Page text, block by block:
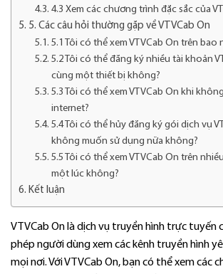
4.3 Xem các chương trình đặc sắc của
5. Các câu hỏi thường gặp về VTVCab On
5.1 Tôi có thể xem VTVCab On trên bao
5.2 Tôi có thể đăng ký nhiều tài khoản
cùng một thiết bị không?
5.3 Tôi có thể xem VTVCab On khi
internet?
5.4 Tôi có thể hủy đăng ký gói dịch vụ
không muốn sử dụng nữa không?
5.5 Tôi có thể xem VTVCab On trên
một lúc không?
Kết luận
VTVCab On là dịch vụ truyền hình trực tuyến
phép người dùng xem các kênh truyền hình
mọi nơi. Với VTVCab On, bạn có thể xem các